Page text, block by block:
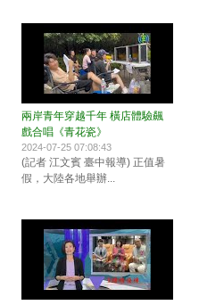
兩岸青年穿越千年 橫店體驗飆
戲合唱《青花瓷》
2024-07-25 07:08:43
(記者 江文賓 臺中報導) 正值暑
假，大陸各地舉辦...